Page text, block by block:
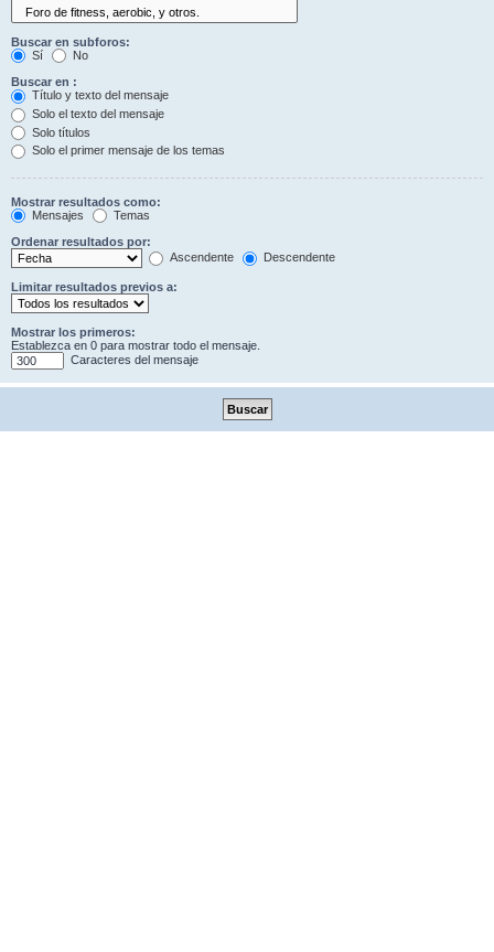
Buscar en subforos:
Sí
No
Buscar en :
Título y texto del mensaje
Solo el texto del mensaje
Solo títulos
Solo el primer mensaje de los temas
Mostrar resultados como:
Mensajes
Temas
Ordenar resultados por:
Ascendente
Descendente
Limitar resultados previos a:
Mostrar los primeros:
Establezca en 0 para mostrar todo el mensaje.
Caracteres del mensaje